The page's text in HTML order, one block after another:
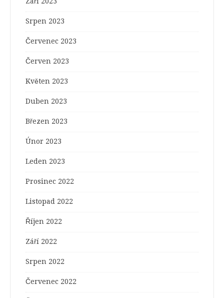
Srpen 2023
Červenec 2023
Červen 2023
Květen 2023
Duben 2023
Březen 2023
Únor 2023
Leden 2023
Prosinec 2022
Listopad 2022
Říjen 2022
Září 2022
Srpen 2022
Červenec 2022